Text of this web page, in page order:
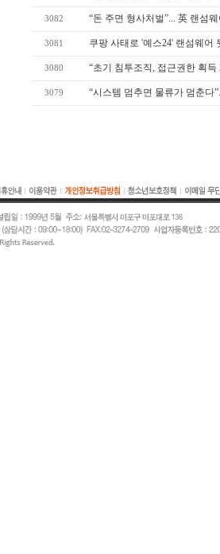
3082 “돈 주면 형사처벌”... 英 랜섬웨
3081 쿠팡 사태로 '예스24' 랜섬웨어
3080 “초기 침투조직, 접근권한 획득
3079 “시스템 멈추면 물류가 멈춘다